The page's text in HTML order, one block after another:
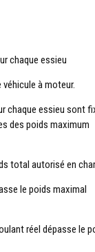
chaque essieu
véhicule à moteur.
chaque essieu sont
des poids maximum
total autorisé en
le poids maximal
réel dépasse le